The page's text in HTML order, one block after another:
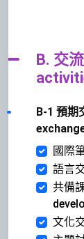
B. 交
B-1 預
國際
語言
共備
文化